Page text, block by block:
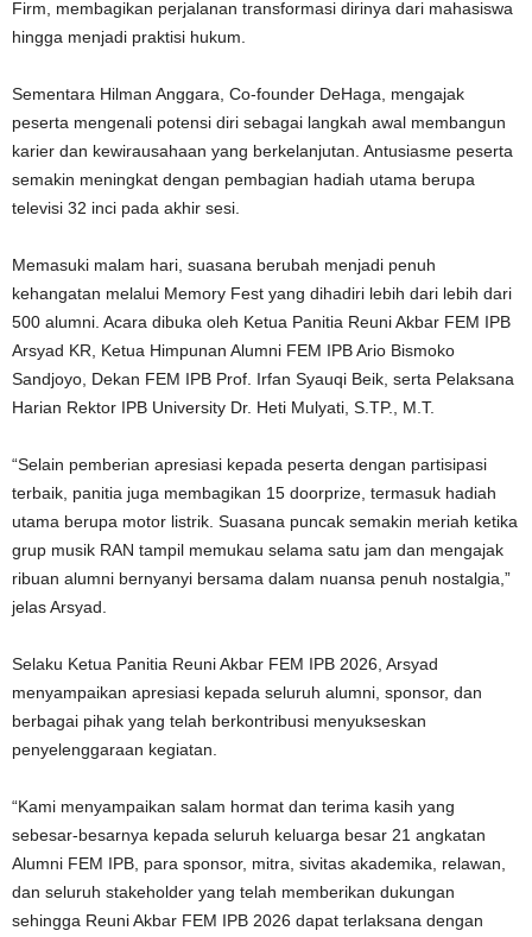
Firm, membagikan perjalanan transformasi dirinya dari mahasiswa
hingga menjadi praktisi hukum.
Sementara Hilman Anggara, Co-founder DeHaga, mengajak
peserta mengenali potensi diri sebagai langkah awal membangun
karier dan kewirausahaan yang berkelanjutan. Antusiasme peserta
semakin meningkat dengan pembagian hadiah utama berupa
televisi 32 inci pada akhir sesi.
Memasuki malam hari, suasana berubah menjadi penuh
kehangatan melalui Memory Fest yang dihadiri lebih dari lebih dari
500 alumni. Acara dibuka oleh Ketua Panitia Reuni Akbar FEM IPB
Arsyad KR, Ketua Himpunan Alumni FEM IPB Ario Bismoko
Sandjoyo, Dekan FEM IPB Prof. Irfan Syauqi Beik, serta Pelaksana
Harian Rektor IPB University Dr. Heti Mulyati, S.TP., M.T.
“Selain pemberian apresiasi kepada peserta dengan partisipasi
terbaik, panitia juga membagikan 15 doorprize, termasuk hadiah
utama berupa motor listrik. Suasana puncak semakin meriah ketika
grup musik RAN tampil memukau selama satu jam dan mengajak
ribuan alumni bernyanyi bersama dalam nuansa penuh nostalgia,”
jelas Arsyad.
Selaku Ketua Panitia Reuni Akbar FEM IPB 2026, Arsyad
menyampaikan apresiasi kepada seluruh alumni, sponsor, dan
berbagai pihak yang telah berkontribusi menyukseskan
penyelenggaraan kegiatan.
“Kami menyampaikan salam hormat dan terima kasih yang
sebesar-besarnya kepada seluruh keluarga besar 21 angkatan
Alumni FEM IPB, para sponsor, mitra, sivitas akademika, relawan,
dan seluruh stakeholder yang telah memberikan dukungan
sehingga Reuni Akbar FEM IPB 2026 dapat terlaksana dengan